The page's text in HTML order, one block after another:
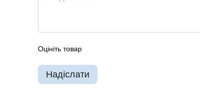
Оцініть товар
Надіслати